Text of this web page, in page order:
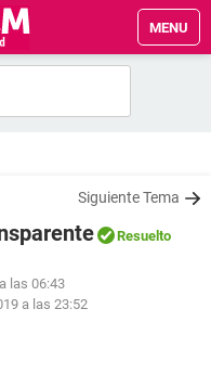
MENU
Siguiente Tema
Resuelto
las 06:43
a las 23:52